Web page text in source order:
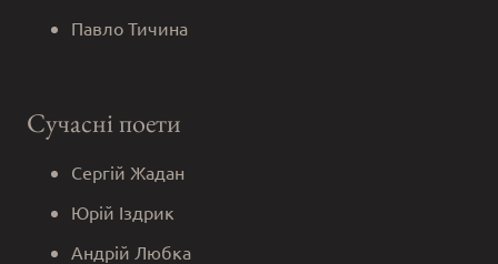
Павло Тичина
Сучасні поети
Сергій Жадан
Юрій Іздрик
Андрій Любка